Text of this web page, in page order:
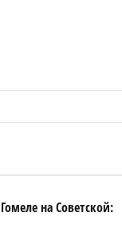
на Советской: